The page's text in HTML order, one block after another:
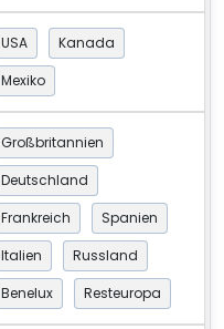
USA
Kanada
Mexiko
Großbritannien
Deutschland
Frankreich
Spanien
Italien
Russland
Benelux
Resteuropa